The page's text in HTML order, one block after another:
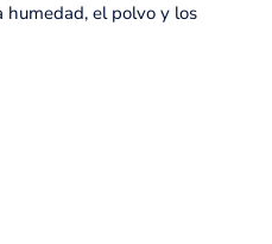
humedad, el polvo y los